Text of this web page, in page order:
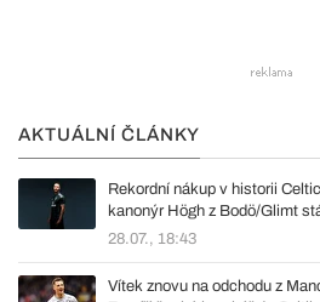
AKTUÁLNÍ ČLÁNKY
Rekordní nákup v historii
kanonýr Högh z Bodö/Glimt
28.07., 18:43
Vítek znovu na odchodu z